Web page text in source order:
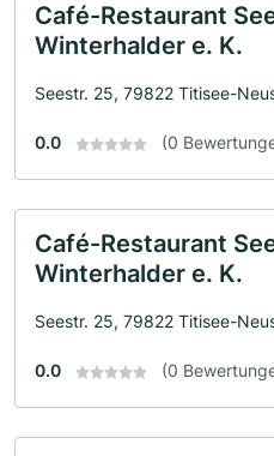
Café-Restaurant
Winterhalder e. K.
Seestr. 25, 79822 Titisee-
0.0 (0
Café-Restaurant
Winterhalder e. K.
Seestr. 25, 79822 Titisee-
0.0 (0